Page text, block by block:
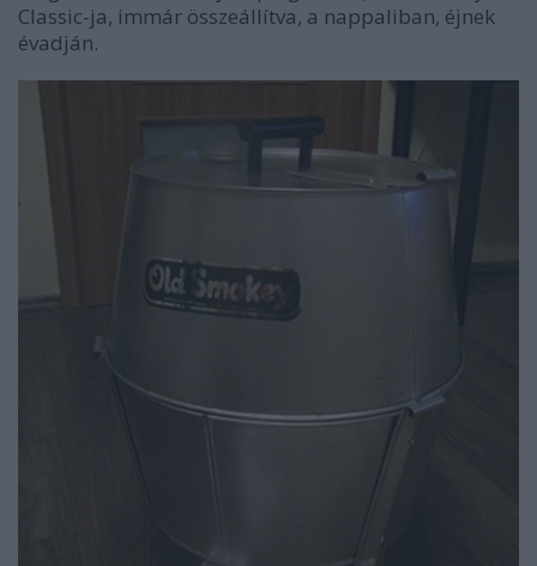
Classic-ja, immár összeállítva, a nappaliban, éjnek
évadján.